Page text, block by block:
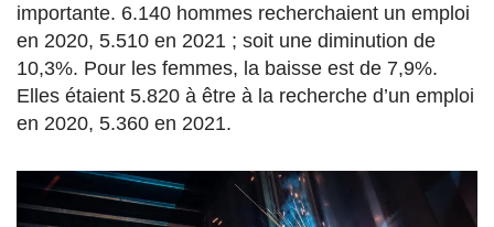
importante. 6.140 hommes recherchaient un emploi
en 2020, 5.510 en 2021 ; soit une diminution de
10,3%. Pour les femmes, la baisse est de 7,9%.
Elles étaient 5.820 à être à la recherche d’un emploi
en 2020, 5.360 en 2021.